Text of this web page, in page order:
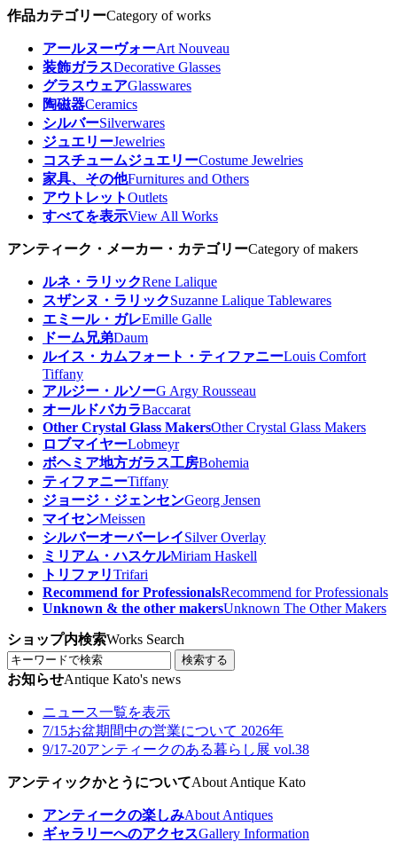
作品カテゴリーCategory of works
アールヌーヴォーArt Nouveau
装飾ガラスDecorative Glasses
グラスウェアGlasswares
陶磁器Ceramics
シルバーSilverwares
ジュエリーJewelries
コスチュームジュエリーCostume Jewelries
家具、その他Furnitures and Others
アウトレットOutlets
すべてを表示View All Works
アンティーク・メーカー・カテゴリーCategory of makers
ルネ・ラリックRene Lalique
スザンヌ・ラリックSuzanne Lalique Tablewares
エミール・ガレEmille Galle
ドーム兄弟Daum
ルイス・カムフォート・ティファニーLouis Comfort
Tiffany
アルジー・ルソーG Argy Rousseau
オールドバカラBaccarat
Other Crystal Glass MakersOther Crystal Glass Makers
ロブマイヤーLobmeyr
ボヘミア地方ガラス工房Bohemia
ティファニーTiffany
ジョージ・ジェンセンGeorg Jensen
マイセンMeissen
シルバーオーバーレイSilver Overlay
ミリアム・ハスケルMiriam Haskell
トリファリTrifari
Recommend for ProfessionalsRecommend for Professionals
Unknown & the other makersUnknown The Other Makers
ショップ内検索Works Search
検索する
お知らせAntique Kato's news
ニュース一覧を表示
7/15お盆期間中の営業について 2026年
9/17-20アンティークのある暮らし展 vol.38
アンティックかとうについてAbout Antique Kato
アンティークの楽しみAbout Antiques
ギャラリーへのアクセスGallery Information